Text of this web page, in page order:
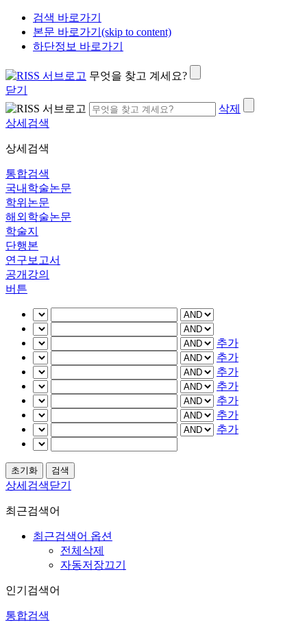
검색 바로가기
본문 바로가기(skip to content)
하단정보 바로가기
무엇을 찾고 계세요?
닫기
삭제
상세검색
상세검색
통합검색
국내학술논문
학위논문
해외학술논문
학술지
단행본
연구보고서
공개강의
버튼
추가
추가
추가
추가
추가
추가
추가
상세검색닫기
최근검색어
최근검색어 옵션
전체삭제
자동저장끄기
인기검색어
통합검색